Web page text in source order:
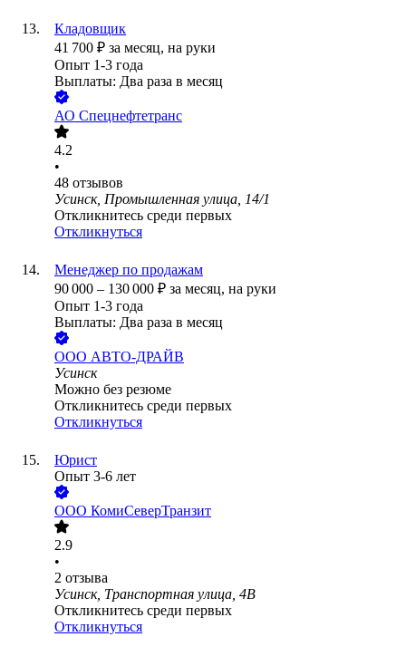
Кладовщик
41 700 ₽ за месяц, на руки
Опыт 1-3 года
Выплаты: Два раза в месяц
АО Спецнефтетранс
4.2
•
48 отзывов
Усинск, Промышленная улица, 14/1
Откликнитесь среди первых
Откликнуться
Менеджер по продажам
90 000 – 130 000 ₽ за месяц, на руки
Опыт 1-3 года
Выплаты: Два раза в месяц
ООО АВТО-ДРАЙВ
Усинск
Можно без резюме
Откликнитесь среди первых
Откликнуться
Юрист
Опыт 3-6 лет
ООО КомиСеверТранзит
2.9
•
2 отзыва
Усинск, Транспортная улица, 4В
Откликнитесь среди первых
Откликнуться